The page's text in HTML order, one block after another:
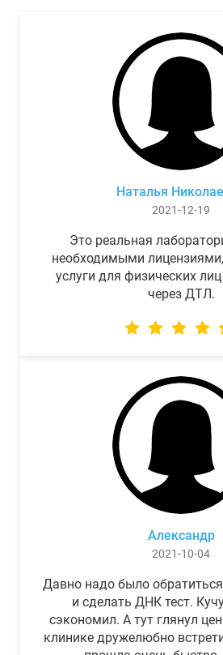
Наталья
2021-12-19
Это реальная
необходимыми
услуги для физических
через ДТЛ.
Александр
2021-10-04
Давно надо было
и сделать ДНК тест.
сэкономил. А тут глянул
клинике дружелюбно